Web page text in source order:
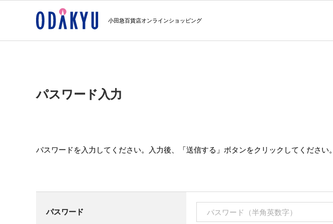
小田急百貨店オンラインショッピング
パスワード入力
パスワードを入力してください。入力後、「送信する」ボタンをクリックしてください。
パスワード